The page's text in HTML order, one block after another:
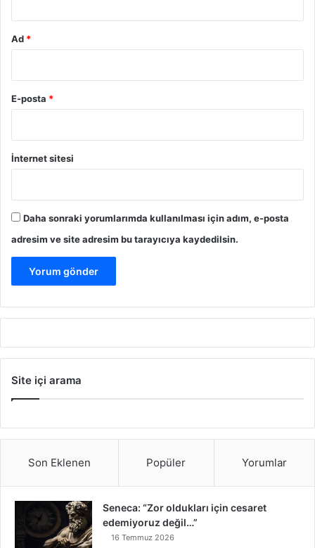
Ad *
E-posta *
İnternet sitesi
Daha sonraki yorumlarımda kullanılması için adım, e-posta
adresim ve site adresim bu tarayıcıya kaydedilsin.
Site içi arama
Son Eklenen Popüler Yorumlar
Seneca: “Zor oldukları için cesaret
edemiyoruz değil…”
16 Temmuz 2026